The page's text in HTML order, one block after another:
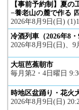
【事前予約制】夏の
−養老山の麓で作る
2026年8月9日(日)
冷酒列車（2026年8・
2026年8月9日(日)、9
大垣芭蕉朝市
毎月第2・4日曜日
時地区盆踊り・花火
2026年8月9日(日)